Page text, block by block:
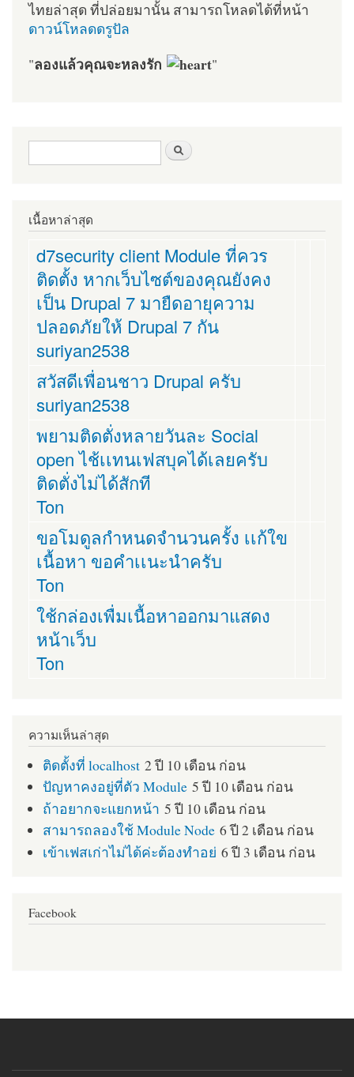
ไทยล่าสุด ที่ปล่อยมานั้น สามารถโหลดได้ที่หน้า
ดาวน์โหลดดรูปัล
"ลองแล้วคุณจะหลงรัก "
ฟอร์มค้นหา
เนื้อหาล่าสุด
d7security client Module ที่ควร
ติดตั้ง หากเว็บไซต์ของคุณยังคง
เป็น Drupal 7 มายืดอายุความ
ปลอดภัยให้ Drupal 7 กัน
suriyan2538
สวัสดีเพื่อนชาว Drupal ครับ
suriyan2538
พยามติดตั่งหลายวันละ Social
open ไช้เเทนเฟสบุคได้เลยครับ
ติดตั่งไม่ได้สักที
Ton
ขอโมดูลกำหนดจำนวนครั้ง เเก้ใข
เนื้อหา ขอคำเเนะนำครับ
Ton
ใช้กล่องเพื่มเนื้อหาออกมาแสดง
หน้าเว็บ
Ton
ความเห็นล่าสุด
ติดตั้งที่ localhost 2 ปี 10 เดือน ก่อน
ปัญหาคงอยู่ที่ตัว Module 5 ปี 10 เดือน ก่อน
ถ้าอยากจะแยกหน้า 5 ปี 10 เดือน ก่อน
สามารถลองใช้ Module Node 6 ปี 2 เดือน ก่อน
เข้าเฟสเก่าไม่ได้ค่ะต้องทำอย่ 6 ปี 3 เดือน ก่อน
Facebook